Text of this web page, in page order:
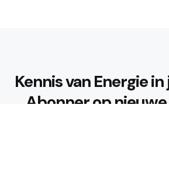
Kennis van Energie in
Abonner op